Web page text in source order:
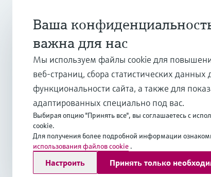
Дополнительная информация
ТОО "Эндресс+Хаузер (Казахстан)"
Казахстан
+7 727 356 0515
info.kz.int@endress.com
Copyright © Endress+Hauser Group Services AG
Выходные данные
УсловияData Protection
Ваша
важна для нас
Мы используем файлы cookie для
веб-страниц, сбора статистических
функциональности сайта, а также для
адаптированных специально под вас.
Выбирая опцию "Принять все", вы соглашаетесь с
cookie.
Для получения более подробной информации
использования файлов cookie .
Настроить Принять только